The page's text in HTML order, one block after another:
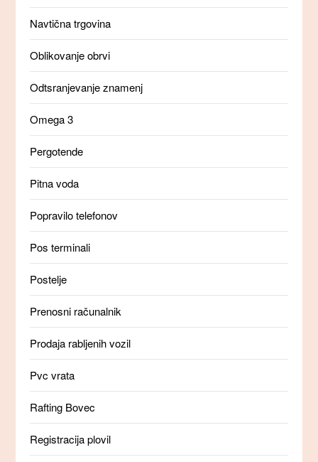
Navtična trgovina
Oblikovanje obrvi
Odtsranjevanje znamenj
Omega 3
Pergotende
Pitna voda
Popravilo telefonov
Pos terminali
Postelje
Prenosni računalnik
Prodaja rabljenih vozil
Pvc vrata
Rafting Bovec
Registracija plovil